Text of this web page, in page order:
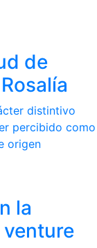
de
distintivo
percibido como
origen
la